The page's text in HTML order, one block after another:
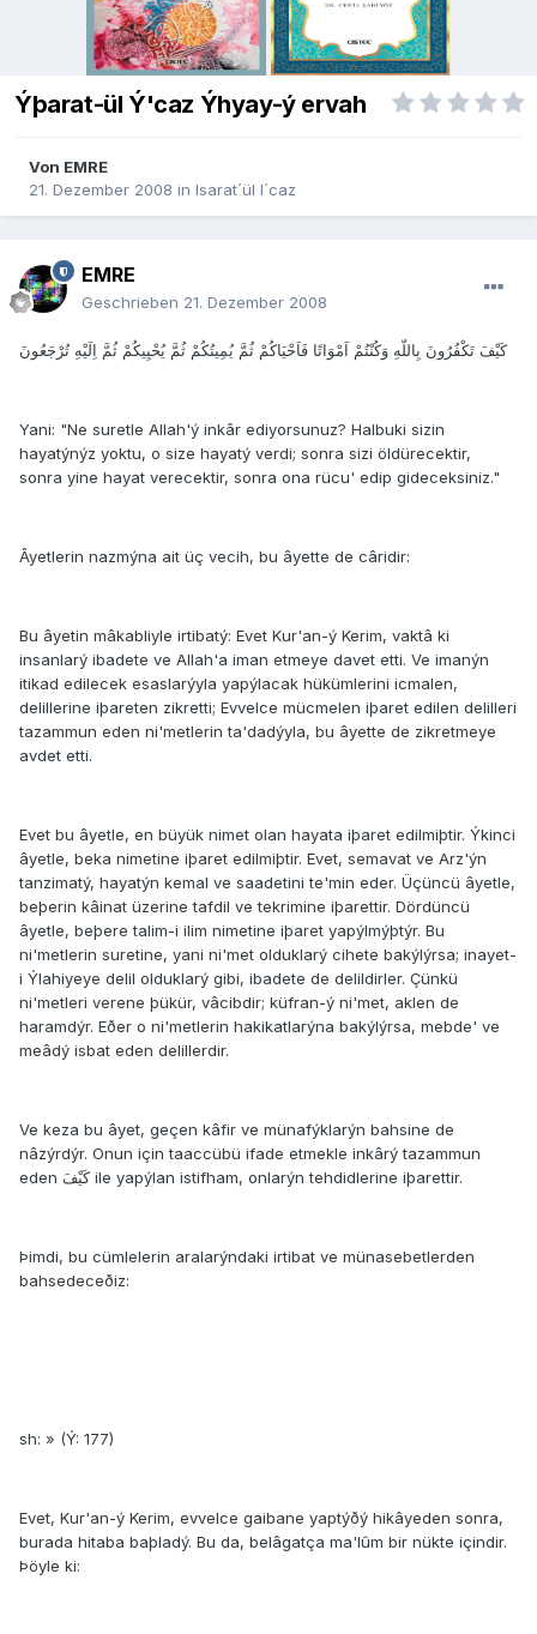
Ýþarat-ül Ý'caz Ýhyay-ý ervah
Von EMRE
21. Dezember 2008 in Isarat´ül I´caz
EMRE
Geschrieben 21. Dezember 2008
كَيْفَ تَكْفُرُونَ بِاللّهِ وَكُنْتُمْ اَمْوَاتًا فَاَحْيَاكُمْ ثُمَّ يُمِيتُكُمْ ثُمَّ يُحْيِيكُمْ ثُمَّ اِلَيْهِ تُرْجَعُونَ
Yani: "Ne suretle Allah'ý inkâr ediyorsunuz? Halbuki sizin
hayatýnýz yoktu, o size hayatý verdi; sonra sizi öldürecektir,
sonra yine hayat verecektir, sonra ona rücu' edip gideceksiniz."
Âyetlerin nazmýna ait üç vecih, bu âyette de câridir:
Bu âyetin mâkabliyle irtibatý: Evet Kur'an-ý Kerim, vaktâ ki
insanlarý ibadete ve Allah'a iman etmeye davet etti. Ve imanýn
itikad edilecek esaslarýyla yapýlacak hükümlerini icmalen,
delillerine iþareten zikretti; Evvelce mücmelen iþaret edilen delilleri
tazammun eden ni'metlerin ta'dadýyla, bu âyette de zikretmeye
avdet etti.
Evet bu âyetle, en büyük nimet olan hayata iþaret edilmiþtir. Ýkinci
âyetle, beka nimetine iþaret edilmiþtir. Evet, semavat ve Arz'ýn
tanzimatý, hayatýn kemal ve saadetini te'min eder. Üçüncü âyetle,
beþerin kâinat üzerine tafdil ve tekrimine iþarettir. Dördüncü
âyetle, beþere talim-i ilim nimetine iþaret yapýlmýþtýr. Bu
ni'metlerin suretine, yani ni'met olduklarý cihete bakýlýrsa; inayet-
i Ýlahiyeye delil olduklarý gibi, ibadete de delildirler. Çünkü
ni'metleri verene þükür, vâcibdir; küfran-ý ni'met, aklen de
haramdýr. Eðer o ni'metlerin hakikatlarýna bakýlýrsa, mebde' ve
meâdý isbat eden delillerdir.
Ve keza bu âyet, geçen kâfir ve münafýklarýn bahsine de
nâzýrdýr. Onun için taaccübü ifade etmekle inkârý tazammun
eden كَيْفَ ile yapýlan istifham, onlarýn tehdidlerine iþarettir.
Þimdi, bu cümlelerin aralarýndaki irtibat ve münasebetlerden
bahsedeceðiz:
sh: » (Ý: 177)
Evet, Kur'an-ý Kerim, evvelce gaibane yaptýðý hikâyeden sonra,
burada hitaba baþladý. Bu da, belâgatça ma'lûm bir nükte içindir.
Þöyle ki: